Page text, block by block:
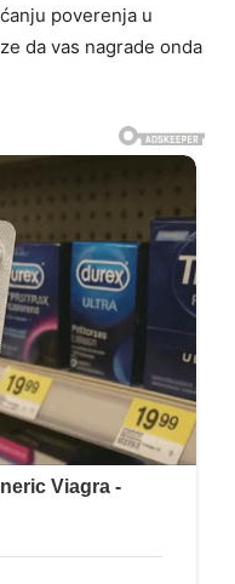
poverenja u
da vas nagrade onda